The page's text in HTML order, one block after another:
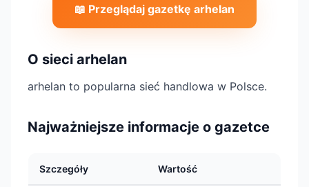
📖 Przeglądaj gazetkę arhelan
O sieci arhelan
arhelan to popularna sieć handlowa w Polsce.
Najważniejsze informacje o gazetce
Szczegóły Wartość